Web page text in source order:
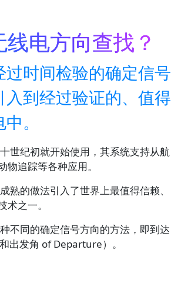
电方向查找？
过时间检验的确定信号
入到经过验证的、值得
。
世纪初就开始使用，其系统支持从航
物追踪等各种应用。
熟的做法引入了世界上最值得信赖、
术之一。
不同的确定信号方向的方法，即到达
出发角 of Departure）。